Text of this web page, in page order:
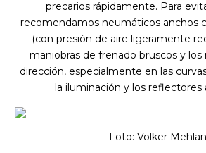
precarios rápidamente. Para
recomendamos neumáticos anchos
(con presión de aire ligeramente
maniobras de frenado bruscos y
dirección, especialmente en las
la iluminación y los reflectores
Foto: Volker Mehlan